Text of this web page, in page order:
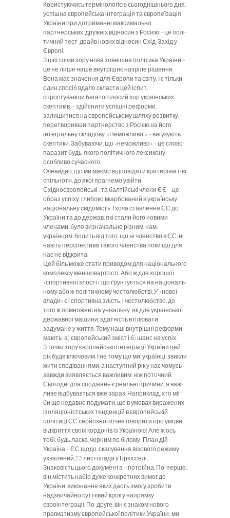
Користуючись термінологією сьогоднішнього дня,
успішна європейська ін­теграція та європеїзація
України при дотриманні максимально
партнерських, дружніх відносин з Росією – це полі­
тичний тест-драйв нових відносин Схід-Захід у
Європі.
З цієї точки зору нова зовнішня політика України –
це не лише наше внутрішнє назріле рішення.
Вона має значення для Європи та світу. І є тіль­ки
один спосіб вдало скласти цей іс­пит,
спростувавши багатоголосий хор українських
скептиків, – здійснити успішні реформи,
залишитися на єв­ропейському шляху розвитку,
пере­творивши партнерство з Росією на його
інтегральну складову. «Немож­ливо!» – вигукують
скептики. Забу­ваючи, що «неможливо» – це слово-
паразит будь-якого політичного лек­сикону,
особливо сучасного.
Очевидно, що ми маємо відповідати критеріям тієї
спільноти, до якої прагнемо увійти.
Східноєвропейські : та балтійські члени ЄЄ – це
образ ус­піху, глибоко вкарбований в українсь­ку
національну свідомість. І хоча став­лення ЄС до
України та до держав, які стали його новими
членами. було виз­начально різним, нам,
українцям, болить від того, що ні членство в ЄС, ні
навіть перспектива такого членства поки що для
нас не відкрита.
Цей біль може стати приводом для національного
комплексу меншовар­тості. Або ж для хорошої
«спортивної злості», що ґрунтується на національ­
ному або ж політичному честолюбс­тві. У «нової
влади» є і спортивна злість, і честолюбство, до
того ж пом­ножені на унікальну, як для укра­їнської
державної машини, здатність втілювати
задумане у життя. Тому наші внутрішні реформи
мають: а) єв­ропейський зміст і б) шанс на успіх.
З точки зору європейської інтег­рації України цей
рік буде ключовим. І не тому що ми, українці, звикли
жити сподіваннями, а наступний рік у нас чомусь
завжди виявляється важ­ливим, ніж поточний.
Сьогодні для сподівань є реальні причини, а важ­
ливе відбувається вже зараз. На­приклад, хто міг
би ще недавно подумати, що в умовах виражених
ізоля­ціоністських тенденцій в європейсь­кій
політиці ЄС серйозно почне гово­рити про умови
відкриття своїх кор­донів із Україною! Але ж ось
тобі, будь ласка, чорним по білому: План дій
Україна – ЄС щодо .скасування візового режиму,
ухвалений 22 листопада у Брюсселі.
Знаковість цього документа – потрійна. По-перше,
він містить набір дуже конкретних вимог до
України, виконання яких дасть змогу зробити
надзвичайно суттєвий крок у напрямку
євроінтеграції. По-друге, він є знаком нового
прагматизму європейської політики України: ми